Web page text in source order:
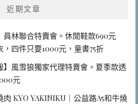
近期文章
員林聯合特賣會。休閒鞋款690元
四件只要1000元，童書75折
】風雪狼獨家代理特賣會。夏季款透
元
肉 KYO YAKINIKU｜公益路A5和牛燒